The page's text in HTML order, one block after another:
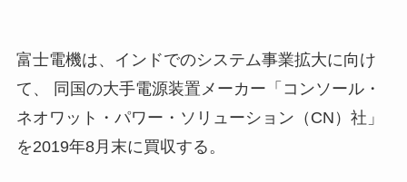
富士電機は、インドでのシステム事業拡大に向け
て、 同国の大手電源装置メーカー「コンソール・
ネオワット・パワー・ソリューション（CN）社」
を2019年8月末に買収する。